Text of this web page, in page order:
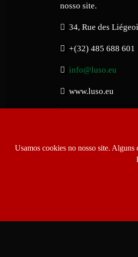
nosso site.
34, Rue des
+(32) 485 688 601
info@luso.eu
www.luso.eu
Copyright © 2026
Usamos cookies no nosso site. Alguns